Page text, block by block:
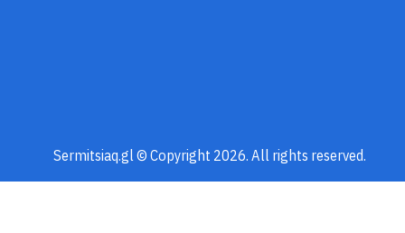
Sermitsiaq.gl © Copyright 2026. All rights reserved.